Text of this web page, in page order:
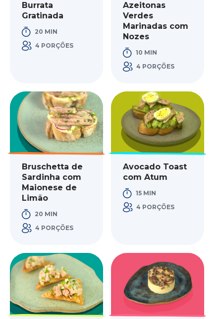
Burrata
Gratinada
20 MIN
4 PORÇÕES
Azeitonas
Verdes
Marinadas com
Nozes
10 MIN
4 PORÇÕES
Bruschetta de
Sardinha com
Maionese de
Limão
20 MIN
4 PORÇÕES
Avocado Toast
com Atum
15 MIN
4 PORÇÕES